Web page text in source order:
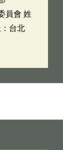
員會 姓
台北